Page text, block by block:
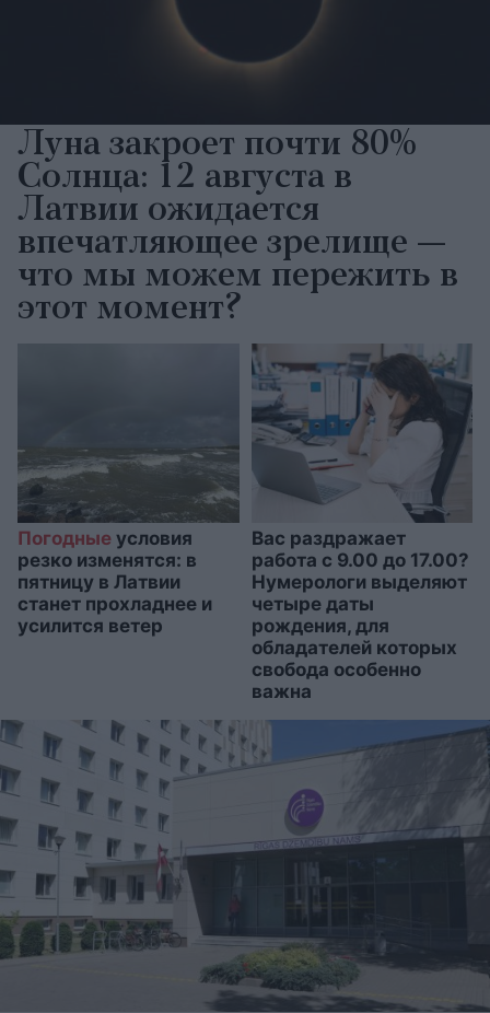
Луна закроет почти 80%
Солнца: 12 августа в
Латвии ожидается
впечатляющее зрелище —
что мы можем пережить в
этот момент?
Погодные условия
резко изменятся: в
пятницу в Латвии
станет прохладнее и
усилится ветер
Вас раздражает
работа с 9.00 до 17.00?
Нумерологи выделяют
четыре даты
рождения, для
обладателей которых
свобода особенно
важна